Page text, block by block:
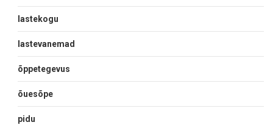
lastekogu
lastevanemad
õppetegevus
õuesõpe
pidu